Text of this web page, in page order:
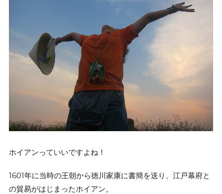
ホイアンっていいですよね！
1601年に当時の王朝から徳川家康に書簡を送り、江戸幕府と
の貿易がはじまったホイアン。